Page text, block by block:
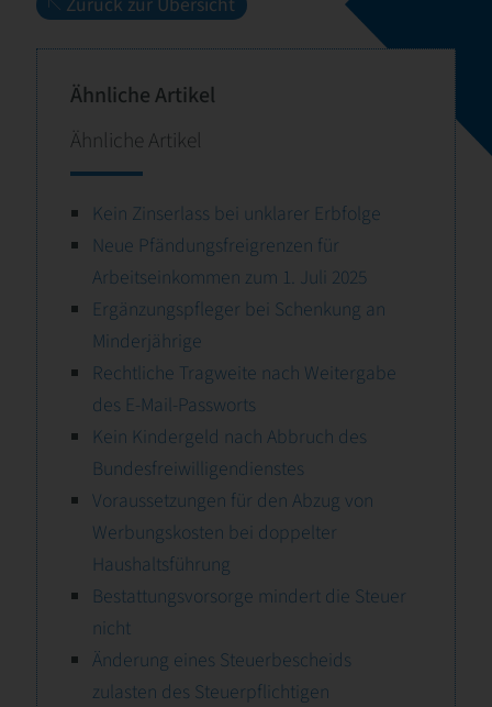
Ähnliche Artikel
Ähnliche Artikel
Kein Zinserlass bei unklarer Erbfolge
Neue Pfändungsfreigrenzen für
Arbeitseinkommen zum 1. Juli 2025
Ergänzungspfleger bei Schenkung an
Minderjährige
Rechtliche Tragweite nach Weitergabe
des E-Mail-Passworts
Kein Kindergeld nach Abbruch des
Bundesfreiwilligendienstes
Voraussetzungen für den Abzug von
Werbungskosten bei doppelter
Haushaltsführung
Bestattungsvorsorge mindert die Steuer
nicht
Änderung eines Steuerbescheids
zulasten des Steuerpflichtigen